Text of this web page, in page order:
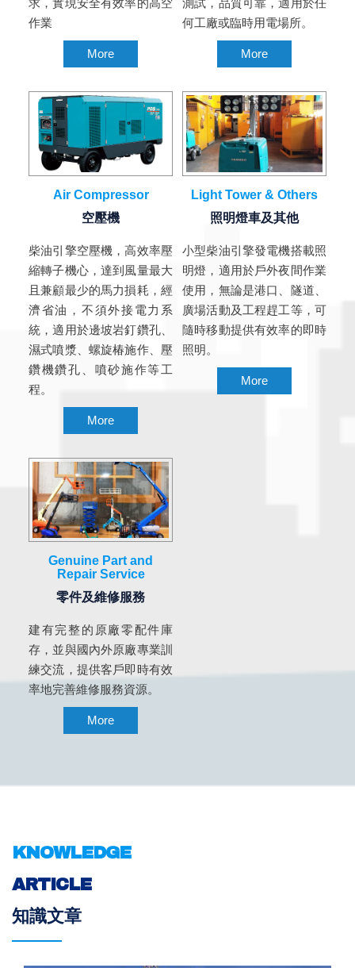
求，實現安全有效率的高空
作業
More
測試，品質可靠，適用於任
何工廠或臨時用電場所。
More
Air Compressor
空壓機
柴油引擎空壓機，高效率壓
縮轉子機心，達到風量最大
且兼顧最少的馬力損耗，經
濟省油，不須外接電力系
統，適用於邊坡岩釘鑽孔、
濕式噴漿、螺旋椿施作、壓
鑽機鑽孔、噴砂施作等工
程。
More
Light Tower & Others
照明燈車及其他
小型柴油引擎發電機搭載照
明燈，適用於戶外夜間作業
使用，無論是港口、隧道、
廣場活動及工程趕工等，可
隨時移動提供有效率的即時
照明。
More
Genuine Part and
Repair Service
零件及維修服務
建有完整的原廠零配件庫
存，並與國內外原廠專業訓
練交流，提供客戶即時有效
率地完善維修服務資源。
More
KNOWLEDGE
ARTICLE
知識文章